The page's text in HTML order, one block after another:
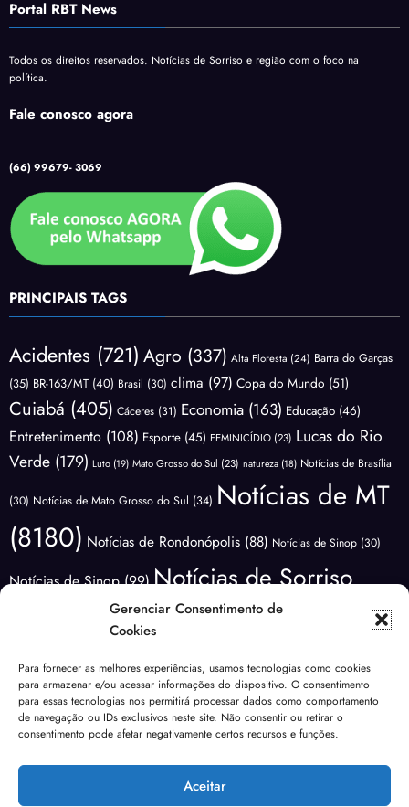
Gerenciar Consentimento de
Cookies
Para fornecer as melhores experiências, usamos tecnologias como cookies
para armazenar e/ou acessar informações do dispositivo. O consentimento
para essas tecnologias nos permitirá processar dados como comportamento
de navegação ou IDs exclusivos neste site. Não consentir ou retirar o
consentimento pode afetar negativamente certos recursos e funções.
Aceitar
Portal RBT News
Todos os direitos reservados. Notícias de Sorriso e região com o foco na
política.
Fale conosco agora
(66) 99679- 3069
PRINCIPAIS TAGS
Acidentes (721) Agro (337) Alta Floresta (24) Barra do Garças
(35) BR-163/MT (40) Brasil (30) clima (97) Copa do Mundo (51)
Cuiabá (405) Cáceres (31) Economia (163) Educação (46)
Entretenimento (108) Esporte (45) FEMINICÍDIO (23) Lucas do Rio
Verde (179) Luto (19) Mato Grosso do Sul (23) natureza (18) Notícias de Brasília
(30) Notícias de Mato Grosso do Sul (34) Notícias de MT
(8180) Notícias de Rondonópolis (88) Notícias de Sinop (30)
Notícias de Sinop(99)Notícias de Sorriso
Notícias de Várzea Grande(65) Notícias do
Rio Verde(171) Nova Mutum(68) NOVA UBIRATÃ(29) Polícia
(3639)Política(1810)Previsão do Tempo(81)
Tangará da Serra(19)